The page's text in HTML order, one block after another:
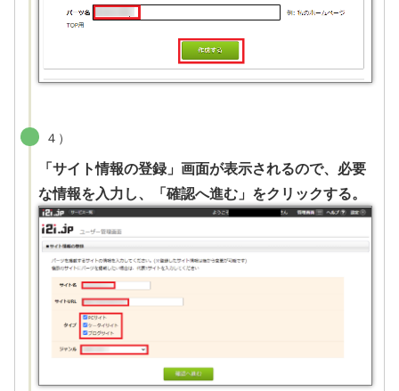
４）
「サイト情報の登録」画面が表示されるので、必要
な情報を入力し、「確認へ進む」をクリックする。